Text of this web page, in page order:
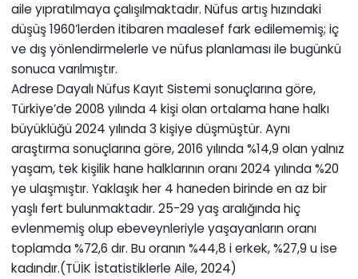
aile yıpratılmaya çalışılmaktadır. Nüfus artış hızındaki
düşüş 1960’lerden itibaren maalesef fark edilememiş; iç
ve dış yönlendirmelerle ve nüfus planlaması ile bugünkü
sonuca varılmıştır.
Adrese Dayalı Nüfus Kayıt Sistemi sonuçlarına göre,
Türkiye’de 2008 yılında 4 kişi olan ortalama hane halkı
büyüklüğü 2024 yılında 3 kişiye düşmüştür. Aynı
araştırma sonuçlarına göre, 2016 yılında %14,9 olan yalnız
yaşam, tek kişilik hane halklarının oranı 2024 yılında %20
ye ulaşmıştır. Yaklaşık her 4 haneden birinde en az bir
yaşlı fert bulunmaktadır. 25-29 yaş aralığında hiç
evlenmemiş olup ebeveynleriyle yaşayanların oranı
toplamda %72,6 dır. Bu oranın %44,8 i erkek, %27,9 u ise
kadındır.(TÜİK İstatistiklerle Aile, 2024)